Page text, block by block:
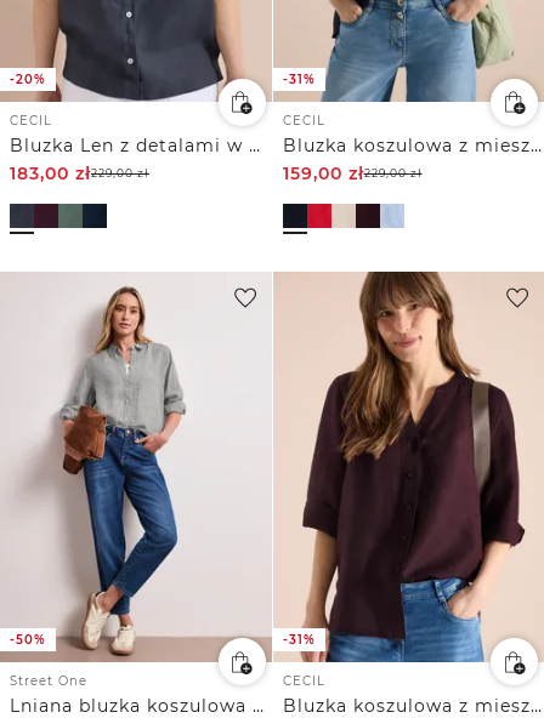
-20%
CECIL
Bluzka Len z detalami w postaci guzików
183,00 zł229,00zł
-31%
CECIL
Bluzka koszulowa z mieszanką lnu z rękawem 3/4
159,00 zł229,00zł
-50%
Street One
Lniana bluzka koszulowa z rękawem 3/4 w paski
-31%
CECIL
Bluzka koszulowa z mieszanką lnu z rękawem 3/4